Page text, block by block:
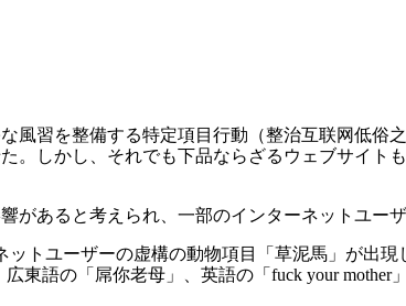
風習を整備する特定項目行動（整治互联网低俗
。しかし、それでも下品ならざるウェブサイト
があると考えられ、一部のインターネットユー
ットユーザーの虚構の動物項目「草泥馬」が出
東語の「屌你老母」、英語の「fuck your mother